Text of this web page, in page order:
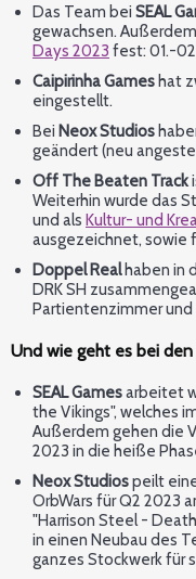
Das Team bei SEAL
gewachsen.
Days 2023 fest: 01.-
Caipirinha Games hat
eingestellt.
Bei Neox Studios
geändert (neu
Off The Beaten Track
Weiterhin wurde das
und als Kultur- und
ausgezeichnet, sowie
Doppel Realhaben in
DRK SH
Partientenzimmer und
Und wie geht es bei
SEAL Gamesarbeitet
the Vikings", welches
Außerdem gehen die
2023 in die heiße
Neox Studiospeilt
OrbWars für Q2 2023
"Harrison Steel -
in einen Neubau des
ganzes Stockwerk für